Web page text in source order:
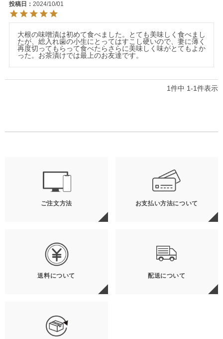
投稿日
2024/10/01
大根の味噌漬は初めて食べました。とても美味しく食べまし
たが、総入れ歯の小生にとってはすこし硬いので、妻に薄く
再度切ってもらって食べたらさらに美味しく味がとてもよか
った。お茶漬けでは最上のお友達です。
1件中 1-1件表示
ご注文方法 お支払い方法について
送料について 配送について